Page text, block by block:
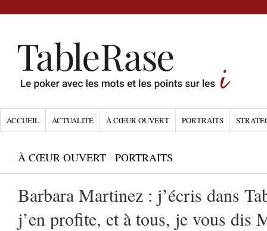
ACCUEIL ACTUALITÉ À CŒUR OUVERT PORTRAITS
À CŒUR OUVERT / PORTRAITS
Barbara Martinez : j’écris dans
j’en profite, et à tous, je vous dis